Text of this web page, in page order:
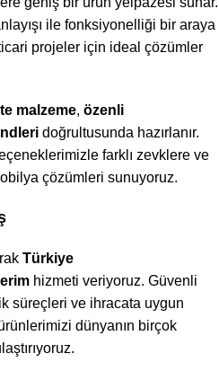
ile fonksiyonelliği bir araya
projeler için ideal çözümler
malzeme, özenli
doğrultusunda hazırlanır.
farklı zevklere ve
çözümleri sunuyoruz.
Türkiye
hizmeti veriyoruz. Güvenli
süreçleri ve ihracata uygun
dünyanın birçok